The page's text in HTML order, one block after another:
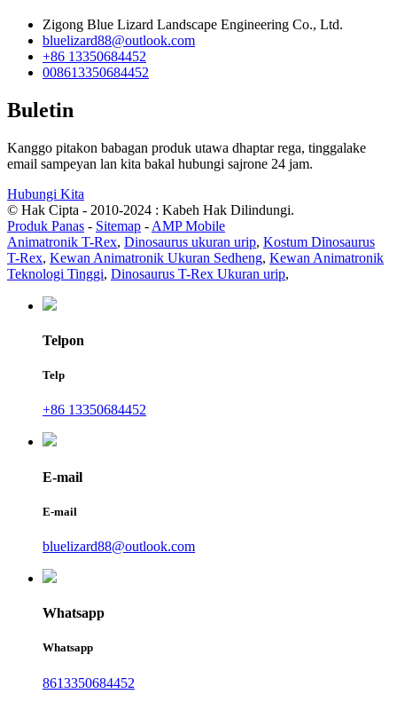
Zigong Blue Lizard Landscape Engineering Co., Ltd.
bluelizard88@outlook.com
+86 13350684452
008613350684452
Buletin
Kanggo pitakon babagan produk utawa dhaptar rega, tinggalake
email sampeyan lan kita bakal hubungi sajrone 24 jam.
Hubungi Kita
© Hak Cipta - 2010-2024 : Kabeh Hak Dilindungi.
Produk Panas - Sitemap - AMP Mobile
Animatronik T-Rex, Dinosaurus ukuran urip, Kostum Dinosaurus
T-Rex, Kewan Animatronik Ukuran Sedheng, Kewan Animatronik
Teknologi Tinggi, Dinosaurus T-Rex Ukuran urip,
Telpon
Telp
+86 13350684452
E-mail
E-mail
bluelizard88@outlook.com
Whatsapp
Whatsapp
8613350684452